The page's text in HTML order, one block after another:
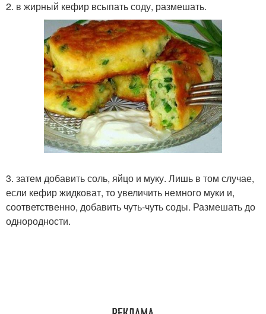
2. в жирный кефир всыпать соду, размешать.
3. затем добавить соль, яйцо и муку. Лишь в том случае,
если кефир жидковат, то увеличить немного муки и,
соответственно, добавить чуть-чуть соды. Размешать до
однородности.